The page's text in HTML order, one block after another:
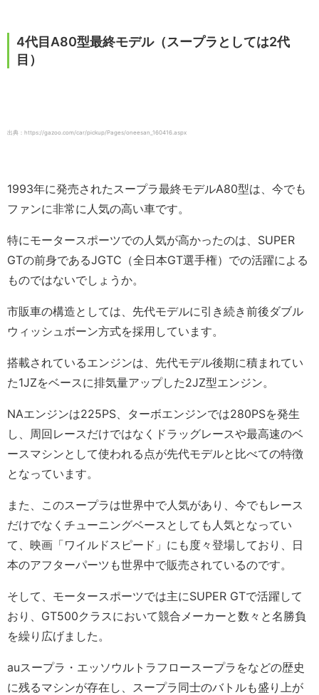
4代目A80型最終モデル（スープラとしては2代
目）
出典：https://gazoo.com/car/pickup/Pages/oneesan_160416.aspx
1993年に発売されたスープラ最終モデルA80型は、今でも
ファンに非常に人気の高い車です。
特にモータースポーツでの人気が高かったのは、SUPER
GTの前身であるJGTC（全日本GT選手権）での活躍による
ものではないでしょうか。
市販車の構造としては、先代モデルに引き続き前後ダブル
ウィッシュボーン方式を採用しています。
搭載されているエンジンは、先代モデル後期に積まれてい
た1JZをベースに排気量アップした2JZ型エンジン。
NAエンジンは225PS、ターボエンジンでは280PSを発生
し、周回レースだけではなくドラッグレースや最高速のベ
ースマシンとして使われる点が先代モデルと比べての特徴
となっています。
また、このスープラは世界中で人気があり、今でもレース
だけでなくチューニングベースとしても人気となってい
て、映画「ワイルドスピード」にも度々登場しており、日
本のアフターパーツも世界中で販売されているのです。
そして、モータースポーツでは主にSUPER GTで活躍して
おり、GT500クラスにおいて競合メーカーと数々と名勝負
を繰り広げました。
auスープラ・エッソウルトラフロースープラをなどの歴史
に残るマシンが存在し、スープラ同士のバトルも盛り上が